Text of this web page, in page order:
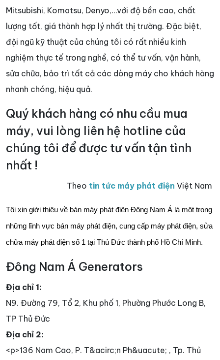
Mitsubishi, Komatsu, Denyo,…với độ bền cao, chất
lượng tốt, giá thành hợp lý nhất thị trường. Đặc biệt,
đội ngũ kỹ thuật của chúng tôi có rất nhiều kinh
nghiệm thực tế trong nghề, có thể tư vấn, vận hành,
sửa chữa, bảo trì tất cả các dòng máy cho khách hàng
nhanh chóng, hiệu quả.
Quý khách hàng có nhu cầu mua
máy, vui lòng liên hệ hotline của
chúng tôi để được tư vấn tận tình
nhất !
Theo tin tức máy phát điện Việt Nam
Tôi xin giới thiệu về bán máy phát điện Đông Nam Á là một trong
những lĩnh vực bán máy phát điện, cung cấp máy phát điện, sửa
chữa máy phát điện số 1 tại Thủ Đức thành phố Hồ Chí Minh.
Đông Nam Á Generators
Địa chỉ 1:
N9. Đường 79, Tổ 2, Khu phố 1, Phường Phước Long B,
TP Thủ Đức
Địa chỉ 2:
<p>136 Nam Cao, P. T&acirc;n Ph&uacute; , Tp. Thủ